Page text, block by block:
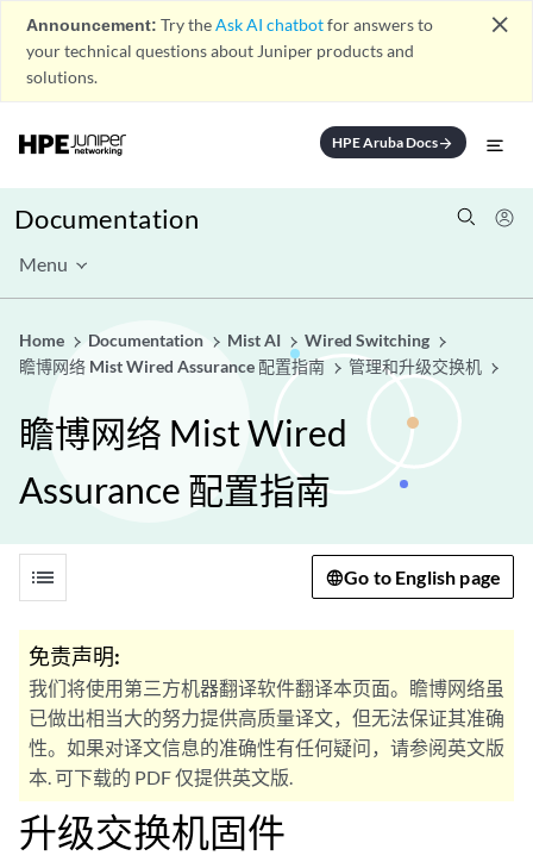
Announcement: Try theAsk AI chatbotfor answers to
your technical questions about Juniper products and
solutions.
close
HPE Aruba Docsarrow_forward
Documentation
Menu
Home Documentation Mist AI
Wired Switching
瞻博网络 Mist Wired Assurance 配置指南
管理和升级交换机
瞻博网络 Mist Wired
Assurance 配置指南
list Go to English page
免责声明:
我们将使用第三方机器翻译软件翻译本页面。瞻博网络虽
已做出相当大的努力提供高质量译文，但无法保证其准确
性。如果对译文信息的准确性有任何疑问，请参阅英文版
本. 可下载的 PDF 仅提供英文版.
升级交换机固件